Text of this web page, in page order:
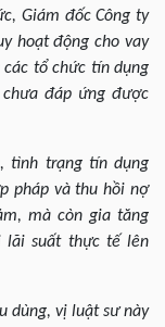
Giám đốc Công ty
hoạt động cho vay
tổ chức tín dụng
đáp ứng được
tình trạng tín dụng
pháp và thu hồi nợ
mà còn gia tăng
lãi suất thực tế lên
dùng, vị luật sư này